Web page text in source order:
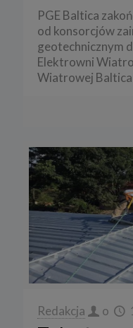
PGE Baltica
od konsorcjów
geotechnicznym
Elektrowni
Wiatrowej Baltica
Redakcja o